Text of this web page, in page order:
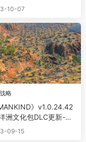
免费下载
10-07
略
》v1.0.24.42
洲文化包DLC更新-百
费下载
09-15